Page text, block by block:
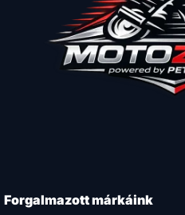
Forgalmazott márkáink